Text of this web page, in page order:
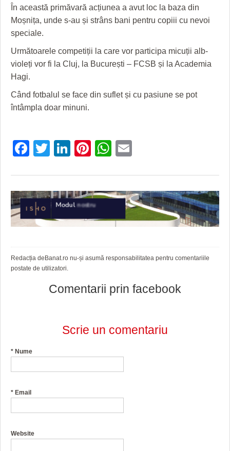
În această primăvară acțiunea a avut loc la baza din
Moșnița, unde s-au și strâns bani pentru copiii cu nevoi
speciale.
Următoarele competiții la care vor participa micuții alb-
violeți vor fi la Cluj, la București – FCSB și la Academia
Hagi.
Când fotbalul se face din suflet și cu pasiune se pot
întâmpla doar minuni.
Facebook
Twitter
LinkedIn
Pinterest
WhatsApp
Redacția deBanat.ro nu-și asumă responsabilitatea pentru comentariile
postate de utilizatori.
Comentarii prin facebook
Scrie un comentariu
* Nume
* Email
Website